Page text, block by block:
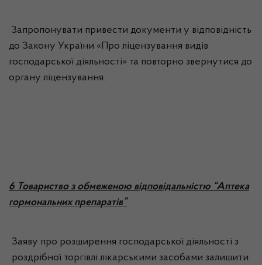
Запропонувати привести документи у відповідність
до Закону України «Про ліцензування видів
господарської діяльності» та повторно звернутися до
органу ліцензування.
6 Товариство з обмеженою відповідальністю “Аптека
гормональних препаратів”
Заяву про розширення господарської діяльності з
роздрібної торгівлі лікарськими засобами залишити